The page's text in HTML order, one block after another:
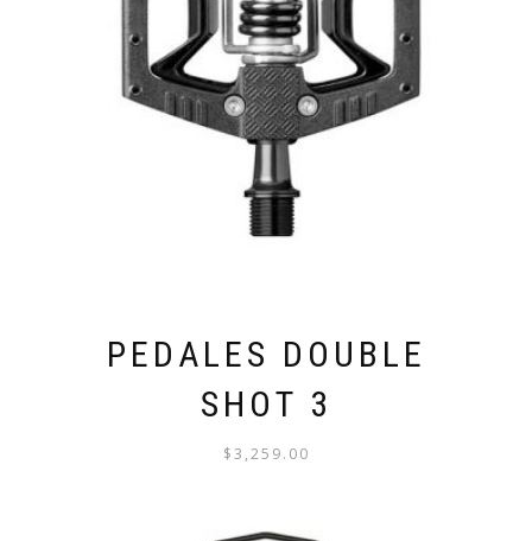
PEDALES DOUBLE
SHOT 3
$3,259.00
PRODUCTO